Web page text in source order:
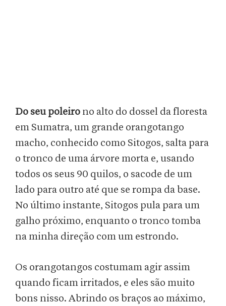
Do seu poleiro no alto do dossel da floresta
em Sumatra, um grande orangotango
macho, conhecido como Sitogos, salta para
o tronco de uma árvore morta e, usando
todos os seus 90 quilos, o sacode de um
lado para outro até que se rompa da base.
No último instante, Sitogos pula para um
galho próximo, enquanto o tronco tomba
na minha direção com um estrondo.
Os orangotangos costumam agir assim
quando ficam irritados, e eles são muito
bons nisso. Abrindo os braços ao máximo,